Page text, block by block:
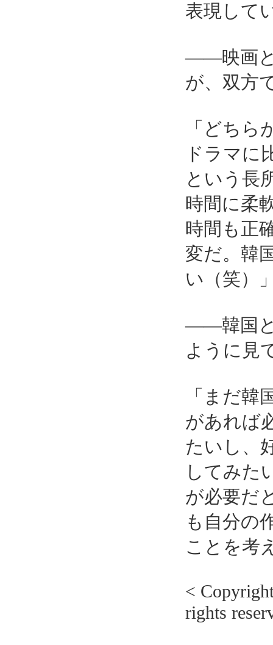
表現して
――映画と
が、双方
「どち
ドラマに
という長
時間に柔
時間も正
変だ。韓
い（笑）
――韓国と
ように見
「まだ
があれば
たいし、
してみた
が必要だ
も自分の
ことを考
<
rights